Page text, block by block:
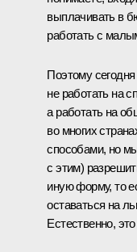
выплачивать в
работать с
Поэтому
не работать на
а работать на
во многих
способами, но
с этим)
иную форму, то
оставаться на
Естественно,